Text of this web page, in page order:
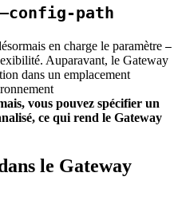
–config-path
en charge le paramètre –
Auparavant, le Gateway
dans un emplacement
vous pouvez spécifier un
ce qui rend le Gateway
le Gateway